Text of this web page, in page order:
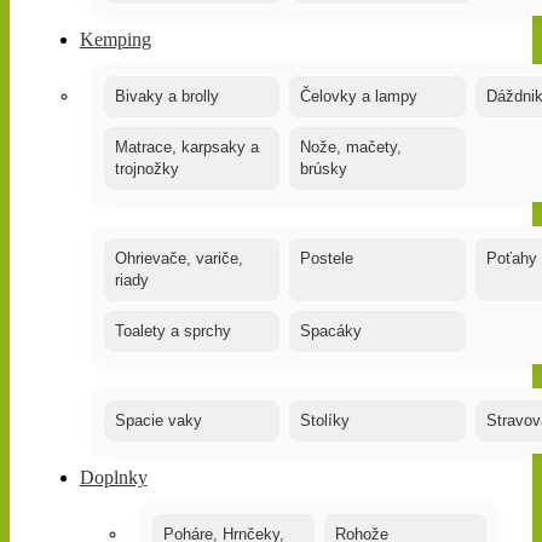
Kemping
Bivaky a brolly Čelovky a lampy
Matrace, karpsaky a
trojnožky
Nože, mačety,
brúsky
Ohrievače, variče,
riady
Postele Poťahy
Toalety a sprchy Spacáky
Spacie vaky Stolíky
Doplnky
Poháre, Hrnčeky,
Rohože